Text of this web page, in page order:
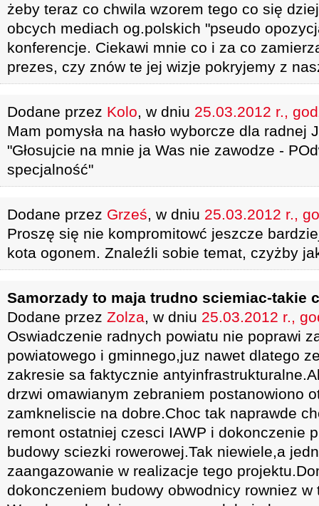
żeby teraz co chwila wzorem tego co się
obcych mediach og.polskich "pseudo
konferencje. Ciekawi mnie co i za co
prezes, czy znów te jej wizje pokryjemy z
Dodane przez Kolo, w dniu 25.03.2012 r.,
Mam pomysła na hasło wyborcze dla radnej
"Głosujcie na mnie ja Was nie zawodze -
specjalność"
Dodane przez Grześ, w dniu 25.03.2012 r.,
Proszę się nie kompromitowć jeszcze
kota ogonem. Znaleźli sobie temat, czyżby
Samorzady to maja trudno sciemiac-takie
Dodane przez Zolza, w dniu 25.03.2012 r.,
Oswiadczenie radnych powiatu nie poprawi
powiatowego i gminnego,juz nawet dlatego
zakresie sa faktycznie
drzwi omawianym zebraniem postanowiono
zamkneliscie na dobre.Choc tak naprawde
remont ostatniej czesci IAWP i dokonczenie
budowy sciezki rowerowej.Tak niewiele,a
zaangazowanie w realizacje tego
dokonczeniem budowy obwodnicy rowniez w